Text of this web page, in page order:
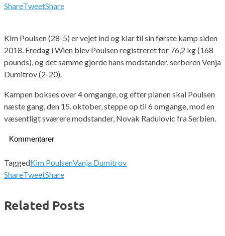
ShareTweetShare
Kim Poulsen (28-5) er vejet ind og klar til sin første kamp siden
2018. Fredag i Wien blev Poulsen registreret for 76,2 kg (168
pounds), og det samme gjorde hans modstander, serberen Venja
Dumitrov (2-20).
Kampen bokses over 4 omgange, og efter planen skal Poulsen
næste gang, den 15. oktober, steppe op til 6 omgange, mod en
væsentligt sværere modstander, Novak Radulovic fra Serbien.
Kommentarer
TaggedKim PoulsenVanja Dumitrov
ShareTweetShare
Related Posts